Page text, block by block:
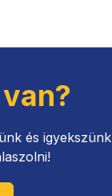
és igyekszünk